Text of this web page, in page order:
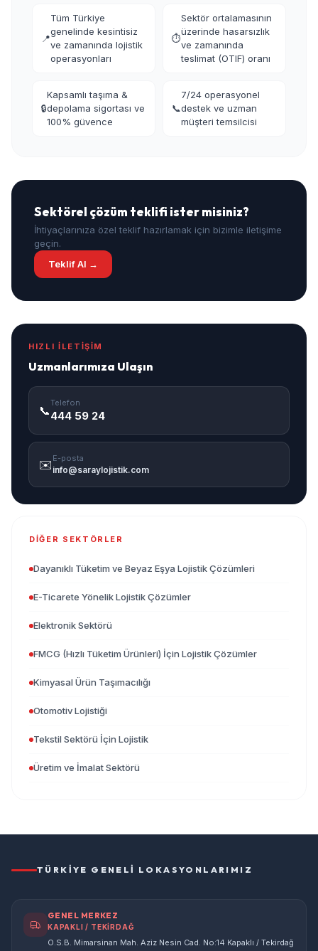
📍
Tüm Türkiye
genelinde kesintisiz
ve zamanında lojistik
operasyonları
⏱️
Sektör ortalamasının
üzerinde hasarsızlık
ve zamanında
teslimat (OTIF) oranı
🔒
Kapsamlı taşıma &
depolama sigortası ve
100% güvence
📞
7/24 operasyonel
destek ve uzman
müşteri temsilcisi
Sektörel çözüm teklifi ister misiniz?
İhtiyaçlarınıza özel teklif hazırlamak için bizimle iletişime
geçin.
Teklif Al →
HIZLI İLETIŞIM
Uzmanlarımıza Ulaşın
📞
Telefon
444 59 24
✉️ E-posta
info@saraylojistik.com
DIĞER SEKTÖRLER
Dayanıklı Tüketim ve Beyaz Eşya Lojistik Çözümleri
E-Ticarete Yönelik Lojistik Çözümler
Elektronik Sektörü
FMCG (Hızlı Tüketim Ürünleri) İçin Lojistik Çözümler
Kimyasal Ürün Taşımacılığı
Otomotiv Lojistiği
Tekstil Sektörü İçin Lojistik
Üretim ve İmalat Sektörü
TÜRKIYE GENELI LOKASYONLARIMIZ
GENEL MERKEZ
KAPAKLI / TEKİRDAĞ
O.S.B. Mimarsinan Mah. Aziz Nesin Cad. No:14 Kapaklı / Tekirdağ